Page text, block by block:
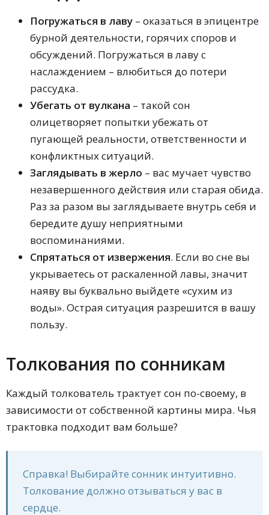
Погружаться в лаву – оказаться в эпицентре
бурной деятельности, горячих споров и
обсуждений. Погружаться в лаву с
наслаждением – влюбиться до потери
рассудка.
Убегать от вулкана – такой сон
олицетворяет попытки убежать от
пугающей реальности, ответственности и
конфликтных ситуаций.
Заглядывать в жерло – вас мучает чувство
незавершенного действия или старая обида.
Раз за разом вы заглядываете внутрь себя и
бередите душу неприятными
воспоминаниями.
Спрятаться от извержения. Если во сне вы
укрываетесь от раскаленной лавы, значит
наяву вы буквально выйдете «сухим из
воды». Острая ситуация разрешится в вашу
пользу.
Толкования по сонникам
Каждый толкователь трактует сон по-своему, в
зависимости от собственной картины мира. Чья
трактовка подходит вам больше?
Справка! Выбирайте сонник интуитивно.
Толкование должно отзываться у вас в
сердце.